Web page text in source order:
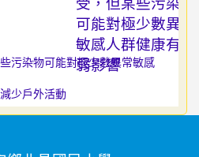
污染物可能對極少數異常敏感
少戶外活動